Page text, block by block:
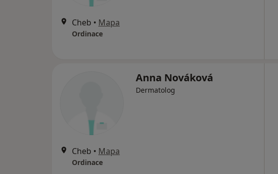
Cheb • Mapa
Ordinace
Anna Nováková
Dermatolog
Cheb • Mapa
Ordinace